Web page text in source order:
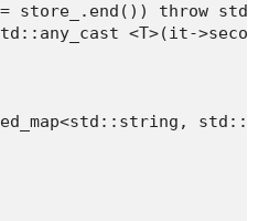
store_.end()) throw
<T>(it-